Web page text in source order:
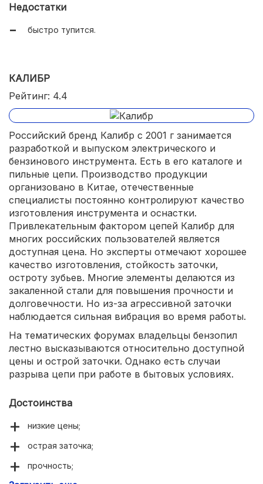
Недостатки
быстро тупится.
КАЛИБР
Рейтинг: 4.4
Российский бренд Калибр с 2001 г занимается
разработкой и выпуском электрического и
бензинового инструмента. Есть в его каталоге и
пильные цепи. Производство продукции
организовано в Китае, отечественные
специалисты постоянно контролируют качество
изготовления инструмента и оснастки.
Привлекательным фактором цепей Калибр для
многих российских пользователей является
доступная цена. Но эксперты отмечают хорошее
качество изготовления, стойкость заточки,
остроту зубьев. Многие элементы делаются из
закаленной стали для повышения прочности и
долговечности. Но из-за агрессивной заточки
наблюдается сильная вибрация во время работы.
На тематических форумах владельцы бензопил
лестно высказываются относительно доступной
цены и острой заточки. Однако есть случаи
разрыва цепи при работе в бытовых условиях.
Достоинства
низкие цены;
острая заточка;
прочность;